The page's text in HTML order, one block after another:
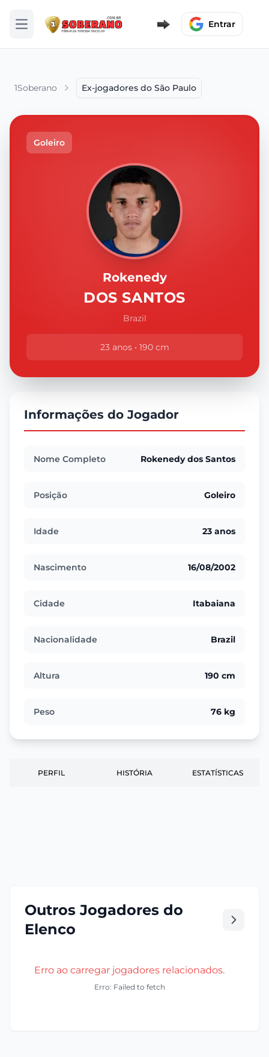
Abrir menu Entrar
1Soberano Ex-jogadores do São Paulo
Goleiro
Rokenedy
DOS SANTOS
Brazil
23 anos • 190 cm
Informações do Jogador
Nome Completo Rokenedy dos Santos
Posição Goleiro
Idade 23 anos
Nascimento 16/08/2002
Cidade Itabaiana
Nacionalidade Brazil
Altura 190 cm
Peso 76 kg
PERFIL HISTÓRIA ESTATÍSTICAS
Outros Jogadores do
Elenco
Erro ao carregar jogadores relacionados.
Erro: Failed to fetch